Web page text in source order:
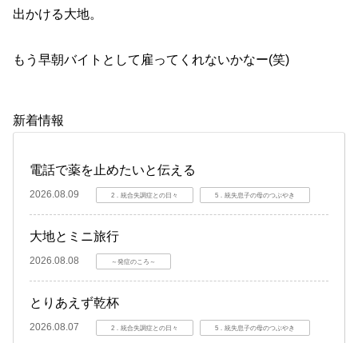
出かける大地。
もう早朝バイトとして雇ってくれないかなー(笑)
新着情報
電話で薬を止めたいと伝える
2026.08.09 2．統合失調症との日々 5．統失息子の母のつぶやき
大地とミニ旅行
2026.08.08 ～発症のころ～
とりあえず乾杯
2026.08.07 2．統合失調症との日々 5．統失息子の母のつぶやき